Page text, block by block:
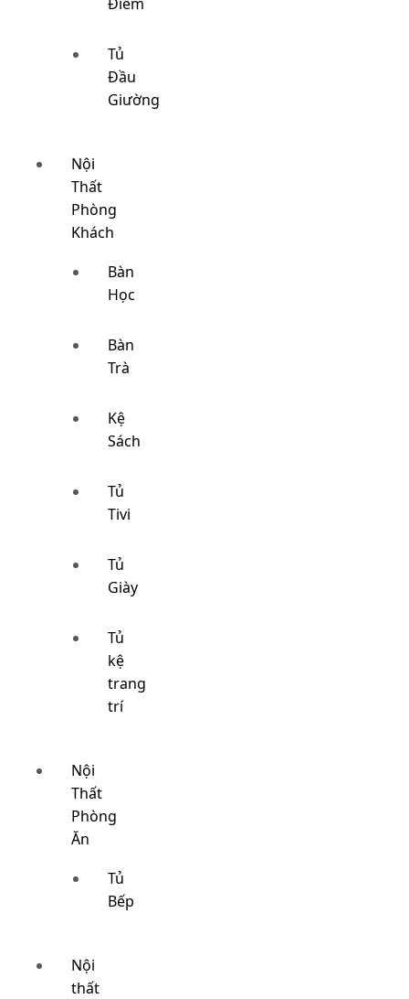
Tủ
Đầu
Giường
Nội
Thất
Phòng
Khách
Bàn
Học
Bàn
Trà
Kệ
Sách
Tủ
Tivi
Tủ
Giày
Tủ
kệ
trang
trí
Nội
Thất
Phòng
Ăn
Tủ
Bếp
Nội
thất